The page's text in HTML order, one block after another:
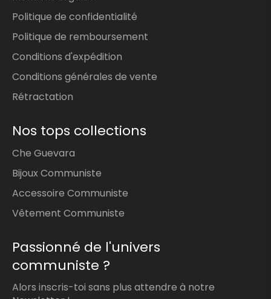
Politique de confidentialité
Politique de remboursement
Conditions d'expédition
Conditions générales de vente
Rétractation
Nos tops collections
Che Guevara
Bijoux Communiste
Accessoire Communiste
Vêtement Communiste
Passionné de l'univers
communiste ?
Alors inscris-toi sans plus attendre à notre